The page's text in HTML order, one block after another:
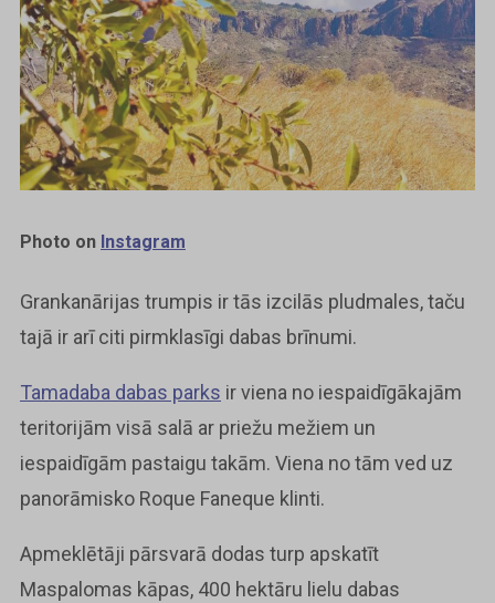
Photo on Instagram
Grankanārijas trumpis ir tās izcilās pludmales, taču
tajā ir arī citi pirmklasīgi dabas brīnumi.
Tamadaba dabas parks ir viena no iespaidīgākajām
teritorijām visā salā ar priežu mežiem un
iespaidīgām pastaigu takām. Viena no tām ved uz
panorāmisko Roque Faneque klinti.
Apmeklētāji pārsvarā dodas turp apskatīt
Maspalomas kāpas, 400 hektāru lielu dabas